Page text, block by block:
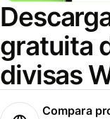
gratuita
divisas
Compara